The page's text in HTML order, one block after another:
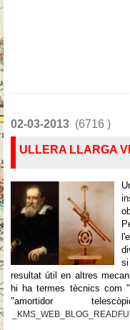
02-03-2013 (6716 )
ULLERA LLARGA
resultat útil en altres
hi ha termes tècnics com
"amortidor